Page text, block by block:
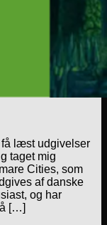
få læst udgivelser
taget mig
Cities, som
af danske
og har
[…]